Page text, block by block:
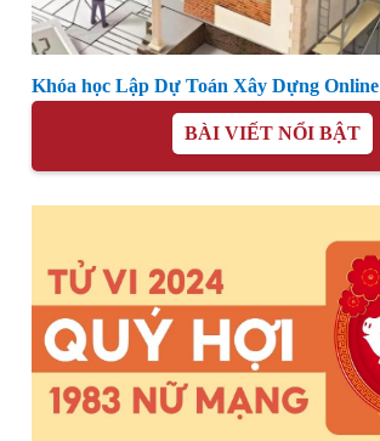
Khóa học Lập Dự Toán Xây Dựng Online
BÀI VIẾT NỔI BẬT